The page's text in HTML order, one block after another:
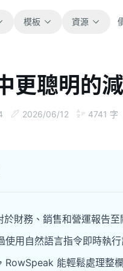
模板
、目標、預測與營收追蹤。
資源
部落格
用於分析、報表與清理的實用提
更聰明的
2026/06/12 4741 字
財務、銷售和營運報告
使用自然語言指令即時執
RowSpeak 能輕鬆處理整